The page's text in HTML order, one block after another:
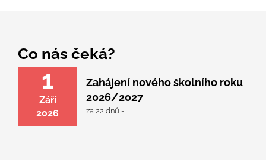
Co nás čeká?
1
Září
2026
Zahájení nového školního roku
2026/2027
za 22 dnů -